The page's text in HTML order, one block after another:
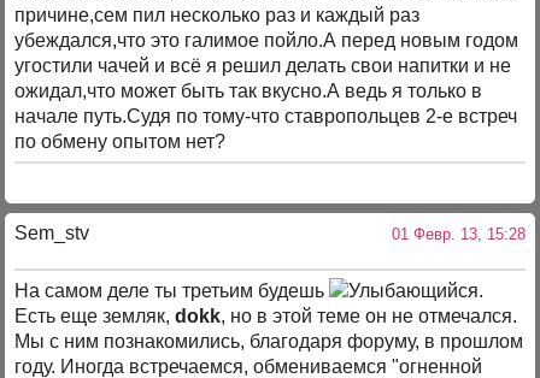
причине,сем пил несколько раз и каждый раз
убеждался,что это галимое пойло.А перед новым годом
угостили чачей и всё я решил делать свои напитки и не
ожидал,что может быть так вкусно.А ведь я только в
начале путь.Судя по тому-что ставропольцев 2-е встреч
по обмену опытом нет?
Sem_stv 01 Февр. 13, 15:28
На самом деле ты третьим будешь
.
Есть еще земляк,dokk, но в этой теме он не отмечался.
Мы с ним познакомились, благодаря форуму, в прошлом
году. Иногда встречаемся, обмениваемся "огненной